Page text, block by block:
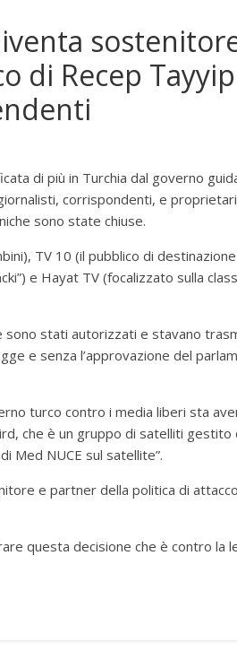
di Recep
di più in Turchia dal governo
corrispondenti, e
sono state chiuse.
TV 10 (il pubblico di
e Hayat TV (focalizzato sulla
sono stati autorizzati e stavano
e senza l’approvazione del
turco contro i media liberi sta
che è un gruppo di satelliti gestito
Med NUCE sul satellite”.
e partner della politica di
questa decisione che è contro la